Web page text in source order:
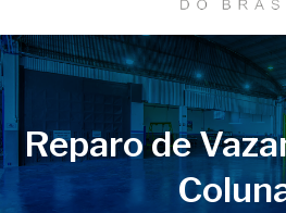
Reparo de